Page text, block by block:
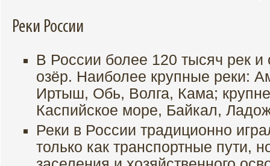
Реки России
В России более 120 тысяч рек
озёр. Наиболее крупные реки:
Иртыш, Обь, Волга, Кама;
Каспийское море, Байкал,
Реки в России традиционно
только как транспортные пути,